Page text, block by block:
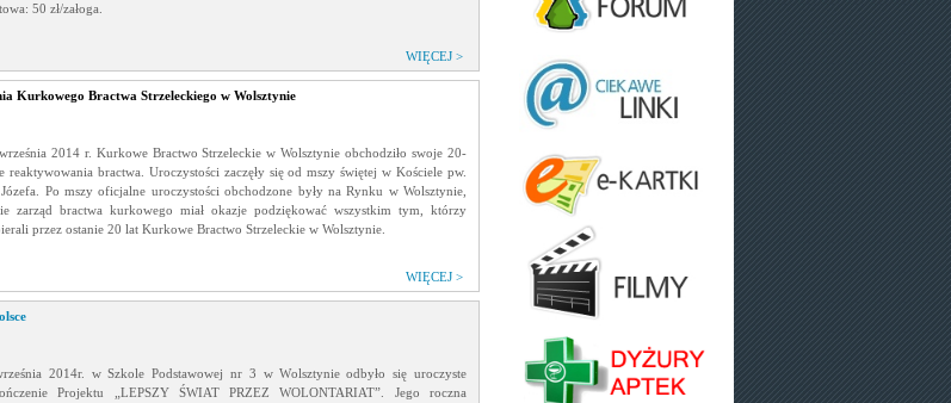
50 zł/załoga.
WIĘCEJ >
Kurkowego Bractwa Strzeleckiego w Wolsztynie
2014 r. Kurkowe Bractwo Strzeleckie w Wolsztynie obchodziło swoje 20-
reaktywowania bractwa. Uroczystości zaczęły się od mszy świętej w Kościele pw.
Józefa. Po mszy oficjalne uroczystości obchodzone były na Rynku w Wolsztynie,
zarząd bractwa kurkowego miał okazje podziękować wszystkim tym, którzy
przez ostanie 20 lat Kurkowe Bractwo Strzeleckie w Wolsztynie.
WIĘCEJ >
2014r. w Szkole Podstawowej nr 3 w Wolsztynie odbyło się uroczyste
Projektu „LEPSZY ŚWIAT PRZEZ WOLONTARIAT”. Jego roczna